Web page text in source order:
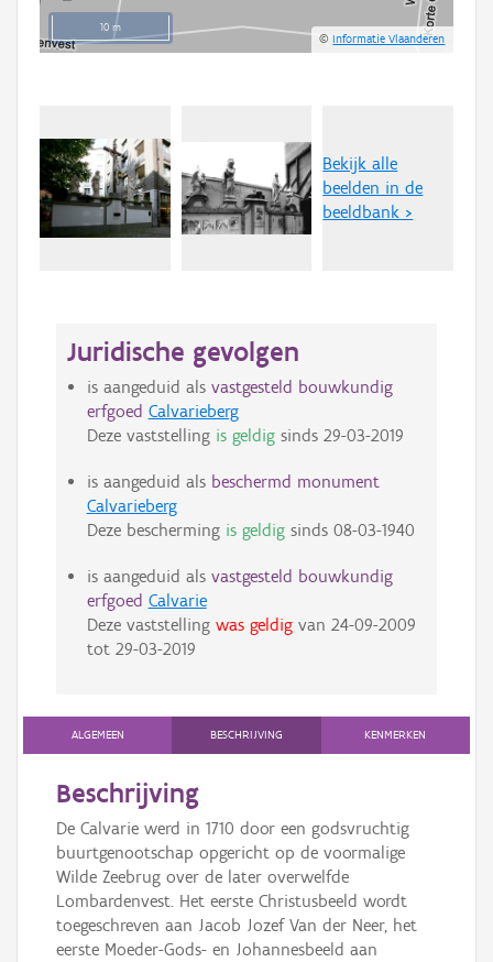
10 m
©Informatie Vlaanderen
Bekijk alle
beelden in de
beeldbank >
Juridische gevolgen
is aangeduid als vastgesteld bouwkundig
erfgoed Calvarieberg
Deze vaststelling is geldigsinds 29-03-2019
is aangeduid als beschermd monument
Calvarieberg
Deze bescherming is geldigsinds 08-03-1940
is aangeduid als vastgesteld bouwkundig
erfgoed Calvarie
Deze vaststelling was geldigvan 24-09-2009
tot 29-03-2019
ALGEMEEN BESCHRIJVING KENMERKEN
Beschrijving
De Calvarie werd in 1710 door een godsvruchtig
buurtgenootschap opgericht op de voormalige
Wilde Zeebrug over de later overwelfde
Lombardenvest. Het eerste Christusbeeld wordt
toegeschreven aan Jacob Jozef Van der Neer, het
eerste Moeder-Gods- en Johannesbeeld aan